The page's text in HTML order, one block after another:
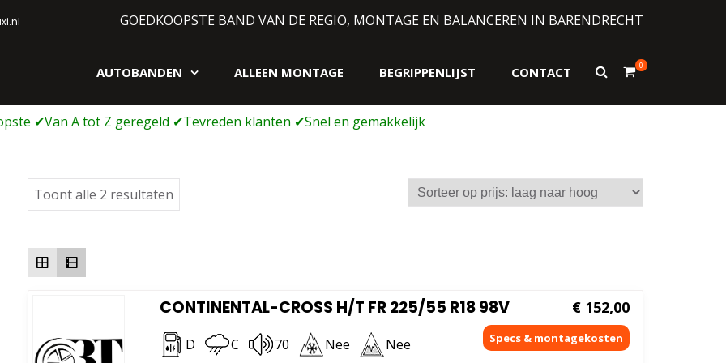
GOEDKOOPSTE BAND VAN DE REGIO, MONTAGE EN BALANCEREN IN BARENDRECHT
AUTOBANDEN ALLEEN MONTAGE BEGRIPPENLIJST CONTACT
Toon
0
Toont alle 2 resultaten
op
CONTINENTAL-CROSS H/T FR 225/55 R18 98V
D C 70 Nee Nee
€ 152,00